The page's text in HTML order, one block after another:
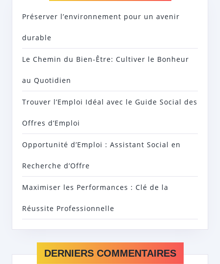
Préserver l’environnement pour un avenir
durable
Le Chemin du Bien-Être: Cultiver le Bonheur
au Quotidien
Trouver l’Emploi Idéal avec le Guide Social des
Offres d’Emploi
Opportunité d’Emploi : Assistant Social en
Recherche d’Offre
Maximiser les Performances : Clé de la
Réussite Professionnelle
DERNIERS COMMENTAIRES